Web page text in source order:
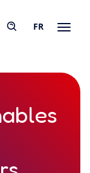
FR